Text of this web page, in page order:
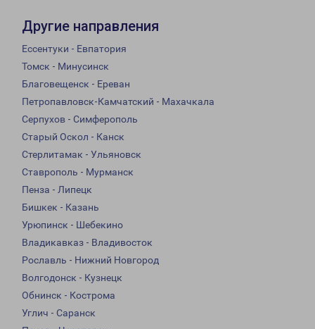
Другие направления
Ессентуки - Евпатория
Томск - Минусинск
Благовещенск - Ереван
Петропавловск-Камчатский - Махачкала
Серпухов - Симферополь
Старый Оскол - Канск
Стерлитамак - Ульяновск
Ставрополь - Мурманск
Пенза - Липецк
Бишкек - Казань
Урюпинск - Шебекино
Владикавказ - Владивосток
Рославль - Нижний Новгород
Волгодонск - Кузнецк
Обнинск - Кострома
Углич - Саранск